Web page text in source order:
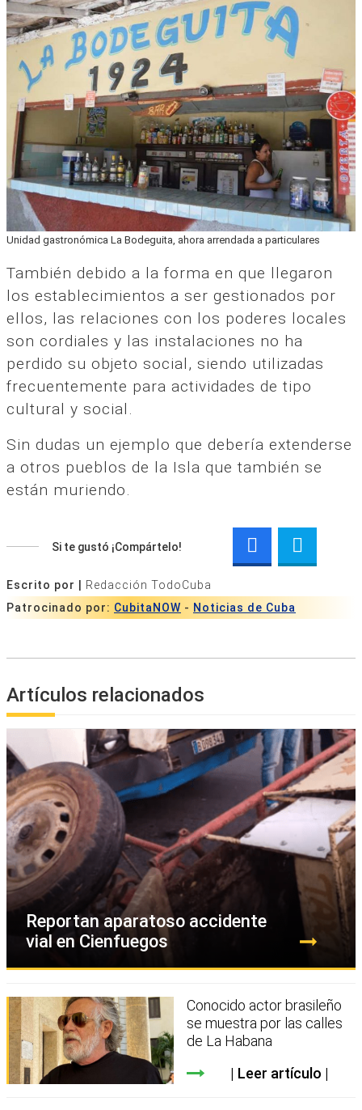
Unidad gastronómica La Bodeguita, ahora arrendada a particulares
También debido a la forma en que llegaron
los establecimientos a ser gestionados por
ellos, las relaciones con los poderes locales
son cordiales y las instalaciones no ha
perdido su objeto social, siendo utilizadas
frecuentemente para actividades de tipo
cultural y social.
Sin dudas un ejemplo que debería extenderse
a otros pueblos de la Isla que también se
están muriendo.
Si te gustó ¡Compártelo!
Escrito por |
Redacción TodoCuba
Patrocinado por: CubitaNOW - Noticias de Cuba
Artículos relacionados
Reportan aparatoso accidente
vial en Cienfuegos
Conocido actor brasileño
se muestra por las calles
de La Habana
Leer artículo